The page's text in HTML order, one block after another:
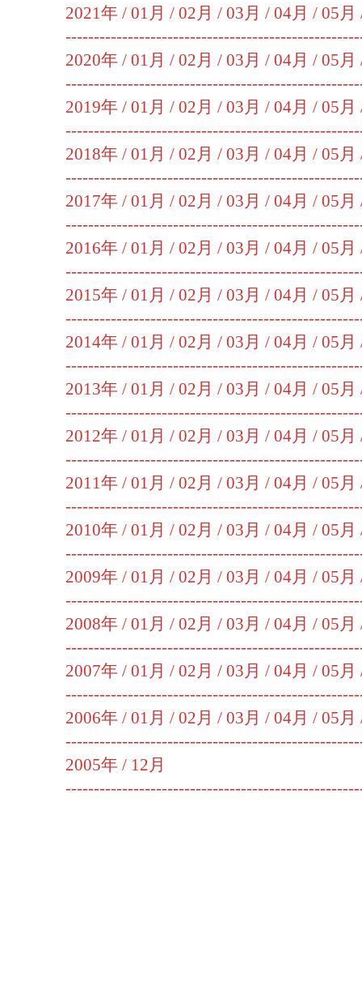
2021年 / 01月 / 02月 / 03月 / 04月 / 05月
2020年 / 01月 / 02月 / 03月 / 04月 / 05月
2019年 / 01月 / 02月 / 03月 / 04月 / 05月
2018年 / 01月 / 02月 / 03月 / 04月 / 05月
2017年 / 01月 / 02月 / 03月 / 04月 / 05月
2016年 / 01月 / 02月 / 03月 / 04月 / 05月
2015年 / 01月 / 02月 / 03月 / 04月 / 05月
2014年 / 01月 / 02月 / 03月 / 04月 / 05月
2013年 / 01月 / 02月 / 03月 / 04月 / 05月
2012年 / 01月 / 02月 / 03月 / 04月 / 05月
2011年 / 01月 / 02月 / 03月 / 04月 / 05月
2010年 / 01月 / 02月 / 03月 / 04月 / 05月
2009年 / 01月 / 02月 / 03月 / 04月 / 05月
2008年 / 01月 / 02月 / 03月 / 04月 / 05月
2007年 / 01月 / 02月 / 03月 / 04月 / 05月
2006年 / 01月 / 02月 / 03月 / 04月 / 05月
2005年 / 12月